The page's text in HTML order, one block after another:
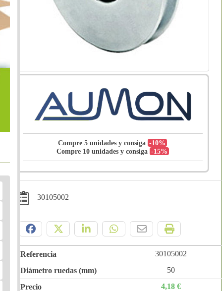
Compre 5 unidades y consiga-10%
Compre 10 unidades y consiga -15%
30105002
30105002
50
4,18 €